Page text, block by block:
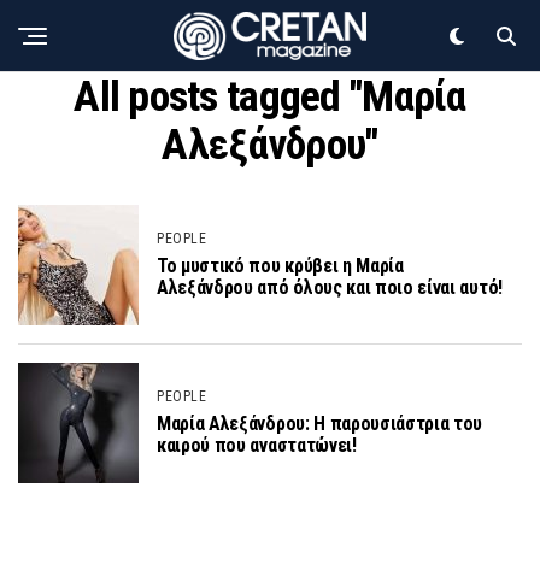
All posts tagged "Μαρία
Αλεξάνδρου"
PEOPLE
Το μυστικό που κρύβει η Μαρία
Αλεξάνδρου από όλους και ποιο είναι αυτό!
PEOPLE
Μαρία Αλεξάνδρου: Η παρουσιάστρια του
καιρού που αναστατώνει!